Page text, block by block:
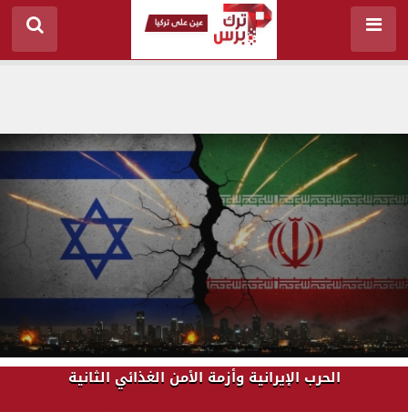
الحرب الإيرانية وأزمة الأمن الغذائي الثانية